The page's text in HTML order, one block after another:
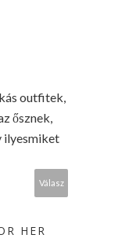
outfitek,
ősznek,
ilyesmiket
Válasz
HER